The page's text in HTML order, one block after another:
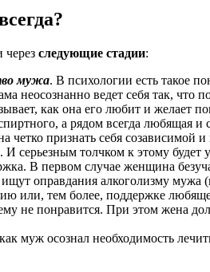
через следующие стадии:
мужа. В психологии есть такое
неосознанно ведет себя так,
как она его любит и желает
а рядом всегда любящая
признать себя созависимой
. И серьезным толчком к этому будет
В первом случае женщина
оправдания алкоголизму мужа
или, тем более, поддержке
не понравится. При этом жена
муж осознал необходимость